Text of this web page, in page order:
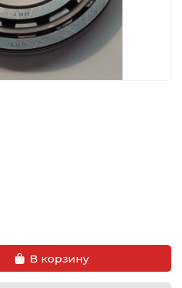
В корзину